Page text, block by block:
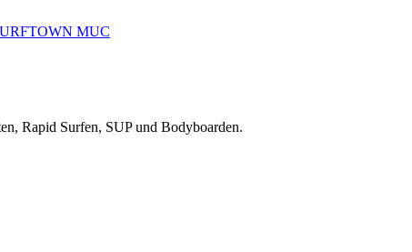
Rapid Surfen, SUP und Bodyboarden.